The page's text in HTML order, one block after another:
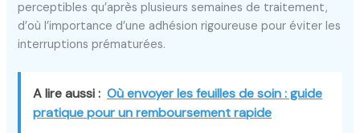
perceptibles qu’après plusieurs semaines de traitement,
d’où l’importance d’une adhésion rigoureuse pour éviter les
interruptions prématurées.
A lire aussi : Où envoyer les feuilles de soin : guide
pratique pour un remboursement rapide